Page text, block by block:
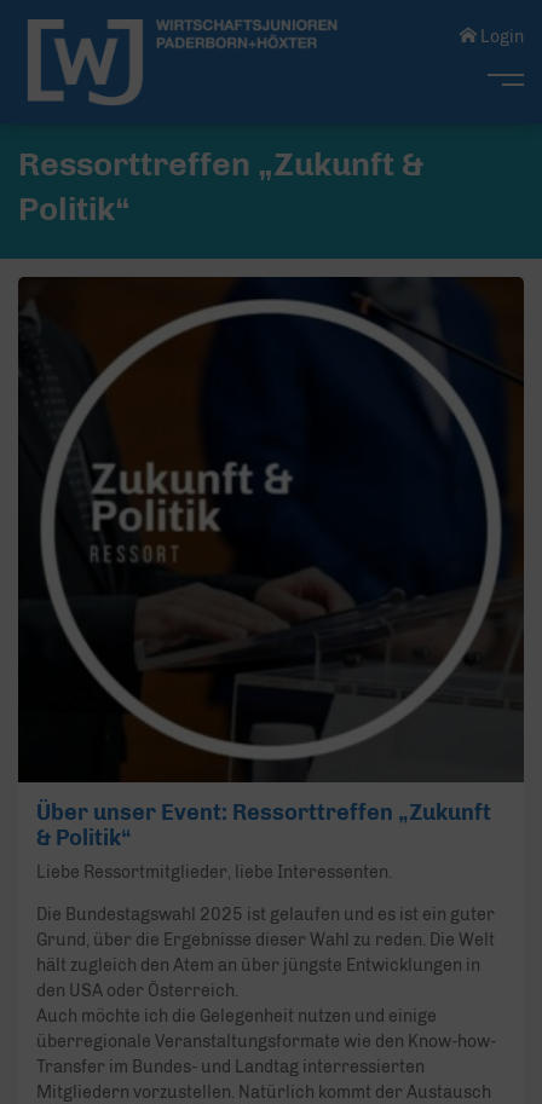
Login
Ressorttreffen „Zukunft &
Politik“
Über unser Event: Ressorttreffen „Zukunft
& Politik“
Liebe Ressortmitglieder, liebe Interessenten.
Die Bundestagswahl 2025 ist gelaufen und es ist ein guter
Grund, über die Ergebnisse dieser Wahl zu reden. Die Welt
hält zugleich den Atem an über jüngste Entwicklungen in
den USA oder Österreich.
Auch möchte ich die Gelegenheit nutzen und einige
überregionale Veranstaltungsformate wie den Know-how-
Transfer im Bundes- und Landtag interressierten
Mitgliedern vorzustellen. Natürlich kommt der Austausch